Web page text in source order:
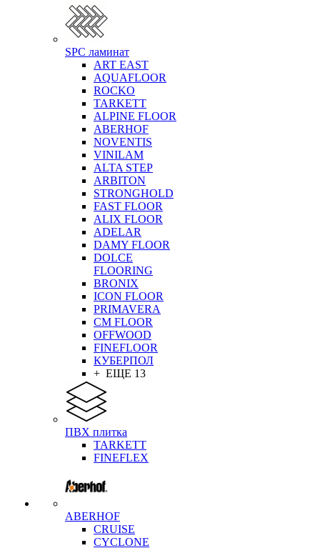
SPC ламинат
ART EAST
AQUAFLOOR
ROCKO
TARKETT
ALPINE FLOOR
ABERHOF
NOVENTIS
VINILAM
ALTA STEP
ARBITON
STRONGHOLD
FAST FLOOR
ALIX FLOOR
ADELAR
DAMY FLOOR
DOLCE
FLOORING
BRONIX
ICON FLOOR
PRIMAVERA
CM FLOOR
OFFWOOD
FINEFLOOR
КУБЕРПОЛ
+ ЕЩЕ 13
ПВХ плитка
TARKETT
FINEFLEX
ABERHOF
CRUISE
CYCLONE